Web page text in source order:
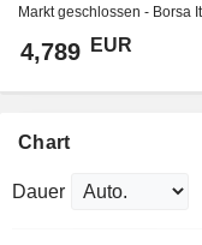
Markt geschlossen - Borsa
4,789 EUR
Chart
Dauer